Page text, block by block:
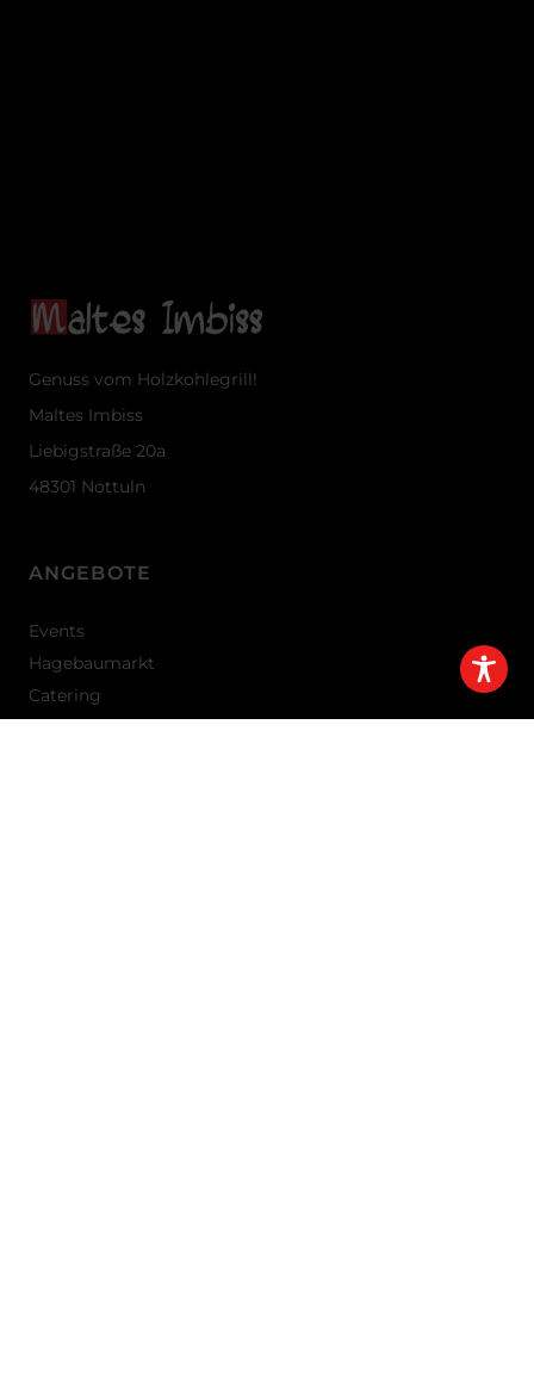
Genuss vom Holzkohlegrill!
Maltes Imbiss
Liebigstraße 20a
48301 Nottuln
ANGEBOTE
Events
Hagebaumarkt
Catering